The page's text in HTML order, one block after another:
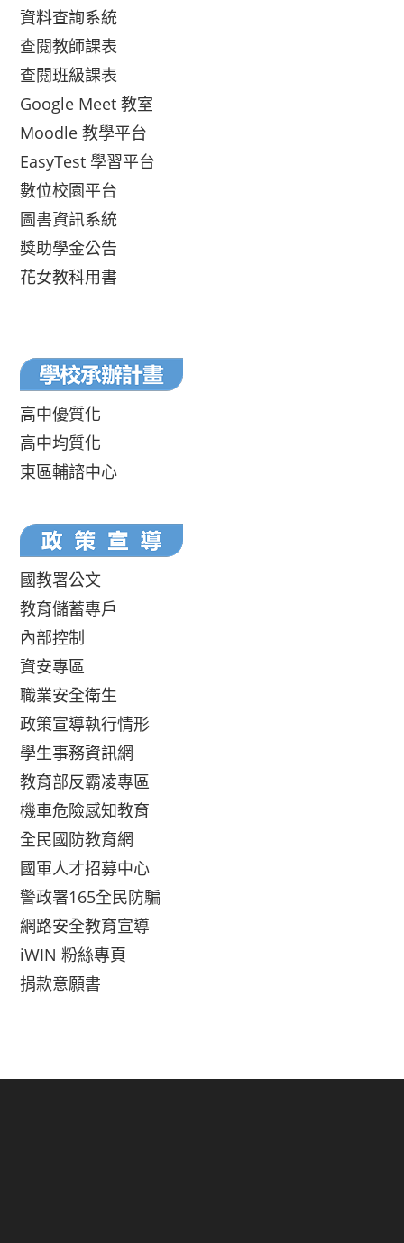
資料查詢系統
查閱教師課表
查閱班級課表
Google Meet 教室
Moodle 教學平台
EasyTest 學習平台
數位校園平台
圖書資訊系統
獎助學金公告
花女教科用書
高中優質化
高中均質化
東區輔諮中心
國教署公文
教育儲蓄專戶
內部控制
資安專區
職業安全衛生
政策宣導執行情形
學生事務資訊網
教育部反霸凌專區
機車危險感知教育
全民國防教育網
國軍人才招募中心
警政署165全民防騙
網路安全教育宣導
iWIN 粉絲專頁
捐款意願書